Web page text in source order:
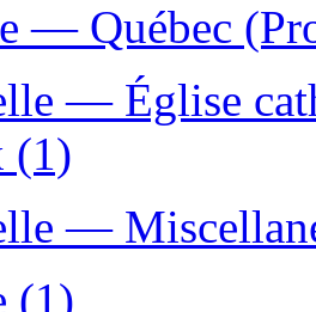
— Québec
— Église
(1)
—
(1)